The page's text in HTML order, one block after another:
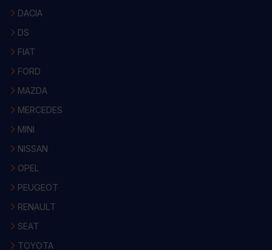
DACIA
DS
FIAT
FORD
MAZDA
MERCEDES
MINI
NISSAN
OPEL
PEUGEOT
RENAULT
SEAT
TOYOTA